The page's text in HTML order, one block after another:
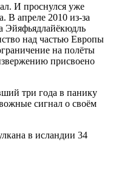
И проснулся уже
В апреле 2010 из-за
Эйяфьядлайёкюдль
над частью Европы
на полёты
присвоено
три года в панику
сигнал о своём